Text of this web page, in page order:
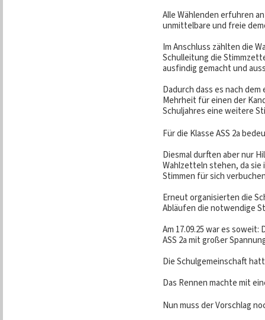
Alle Wählenden erfuhren
unmittelbare und freie
Im Anschluss zählten die
Schulleitung die
ausfindig gemacht und
Dadurch dass es nach
Mehrheit für einen der
Schuljahres eine weitere
Für die Klasse ASS 2a
Diesmal durften aber nur
Wahlzetteln stehen, da sie
Stimmen für sich
Erneut organisierten die
Abläufen die notwendige
Am 17.09.25 war es
ASS 2a mit großer
Die Schulgemeinschaft
Das Rennen machte mit
Nun muss der Vorschlag